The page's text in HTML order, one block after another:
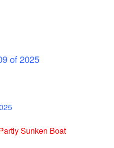
of 2025
Sunken Boat